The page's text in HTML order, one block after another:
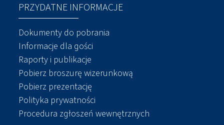
PRZYDATNE INFORMACJE
Dokumenty do pobrania
Informacje dla gości
Raporty i publikacje
Pobierz broszurę wizerunkową
Pobierz prezentację
Polityka prywatności
Procedura zgłoszeń wewnętrznych